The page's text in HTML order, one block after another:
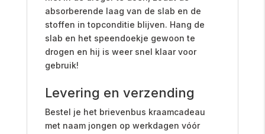
absorberende laag van de slab en de
stoffen in topconditie blijven. Hang de
slab en het speendoekje gewoon te
drogen en hij is weer snel klaar voor
gebruik!
Levering en verzending
Bestel je het brievenbus kraamcadeau
met naam jongen op werkdagen vóór